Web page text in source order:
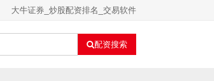
大牛证券_炒股配资排名_交易软件
配资搜索